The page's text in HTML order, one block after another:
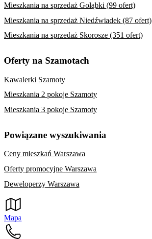
Mieszkania na sprzedaż Gołąbki (99 ofert)
Mieszkania na sprzedaż Niedźwiadek (87 ofert)
Mieszkania na sprzedaż Skorosze (351 ofert)
Oferty na Szamotach
Kawalerki Szamoty
Mieszkania 2 pokoje Szamoty
Mieszkania 3 pokoje Szamoty
Powiązane wyszukiwania
Ceny mieszkań Warszawa
Oferty promocyjne Warszawa
Deweloperzy Warszawa
Mapa